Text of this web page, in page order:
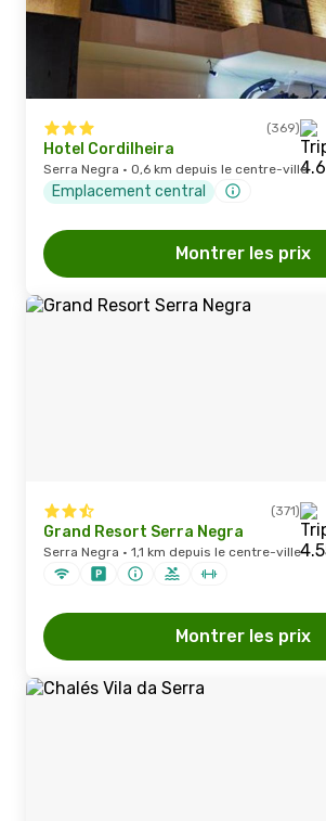
(369)
Hotel Cordilheira
Serra Negra · 0,6 km depuis le centre-ville
Emplacement central
Montrer les prix
(371)
Grand Resort Serra Negra
Serra Negra · 1,1 km depuis le centre-ville
Montrer les prix